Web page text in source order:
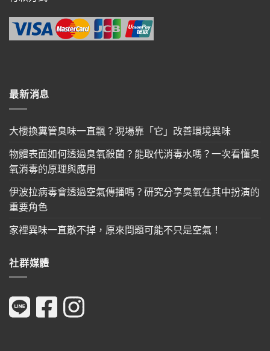
最新消息
大樓換糞管臭味一直飄？現場靠「它」改善環境異味
物體表面如何透過臭氧殺菌？能取代消毒水嗎？一次看懂臭
氧消毒的原理與應用
伊波拉病毒會透過空氣傳播嗎？研究分享臭氧在其中扮演的
重要角色
家裡異味一直散不掉，原來問題可能不只是空氣！
社群媒體